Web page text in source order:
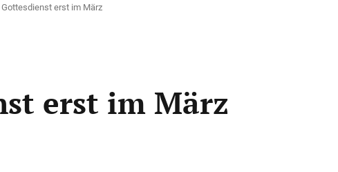
Gottesdienst erst im März
erst im März